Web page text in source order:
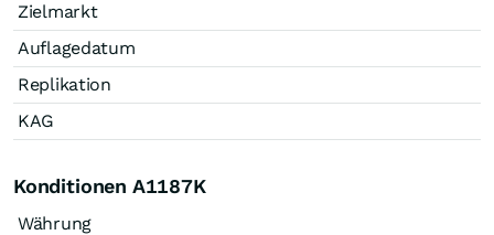
Zielmarkt
Auflagedatum
Replikation
KAG
Konditionen A1187K
Währung